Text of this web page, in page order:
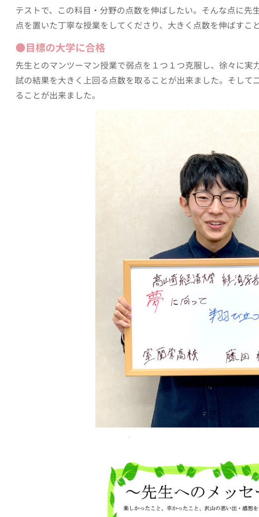
テストで、この科目・分野の点数を伸ばしたい。そんな点に先
点を置いた丁寧な授業をしてくださり、大きく点数を伸ばすこ
●目標の大学に合格
先生とのマンツーマン授業で弱点を１つ１つ克服し、徐々に実
試の結果を大きく上回る点数を取ることが出来ました。そして
ることが出来ました。